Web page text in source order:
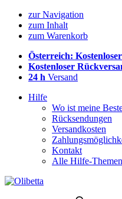
zur Navigation
zum Inhalt
zum Warenkorb
Österreich:
Kostenloser
24 h Versand
Hilfe
Wo ist meine
Rücksendungen
Versandkosten
Kontakt
Alle Hilfe-Themen